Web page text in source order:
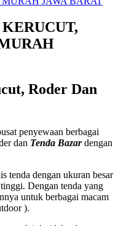
Roder Dan
penyewaan berbagai
dan Tenda Bazardengan
tenda dengan ukuran besar
Dengan tenda yang
untuk berbagai macam
).